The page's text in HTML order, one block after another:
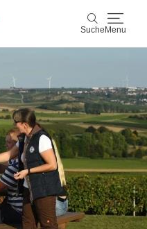
Suche Menu
Suche
Mitte